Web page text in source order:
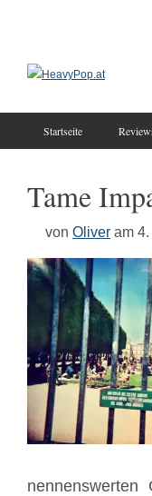
Startseite
Tame
von Oliver am
nennenswerten